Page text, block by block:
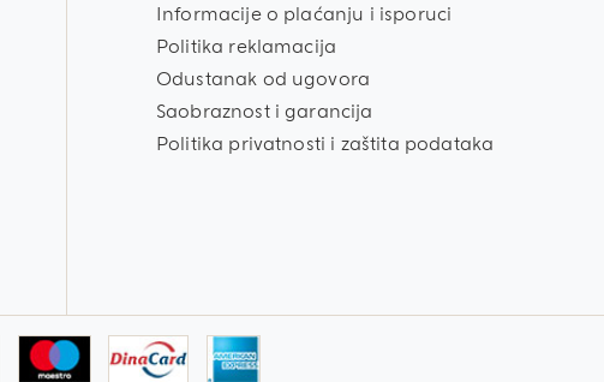
Informacije o plaćanju i isporuci
Politika reklamacija
Odustanak od ugovora
Saobraznost i garancija
Politika privatnosti i zaštita podataka